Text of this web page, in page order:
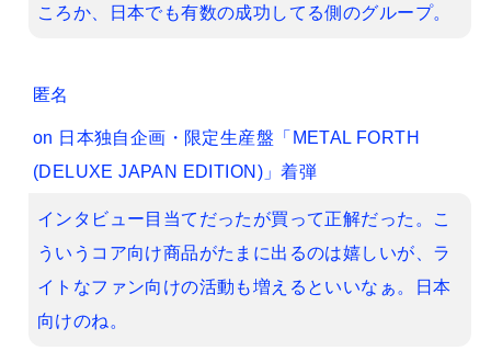
ころか、日本でも有数の成功してる側のグループ。
匿名
on 日本独自企画・限定生産盤「METAL FORTH
(DELUXE JAPAN EDITION)」着弾
インタビュー目当てだったが買って正解だった。こ
ういうコア向け商品がたまに出るのは嬉しいが、ラ
イトなファン向けの活動も増えるといいなぁ。日本
向けのね。